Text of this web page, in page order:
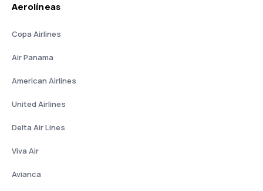
Aerolíneas
Copa Airlines
Air Panama
American Airlines
United Airlines
Delta Air Lines
Viva Air
Avianca